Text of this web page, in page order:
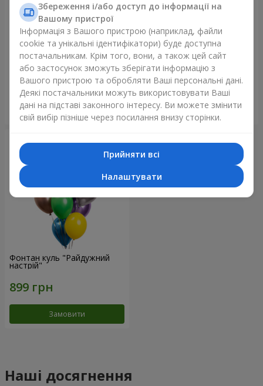
Фонтан куль "Небо"
Замовити
Фонтан куль "Рожеве
золото"
Замовити
Фонтан куль "Райдужний
настрій"
Замовити
Наші досягнення
Збереження і/або доступ до інформації на
Вашому пристрої
Інформація з Вашого пристрою (наприклад, файли
cookie та унікальні ідентифікатори) буде доступна
постачальникам. Крім того, вони, а також цей сайт
або застосунок зможуть зберігати інформацію з
Вашого пристрою та обробляти Ваші персональні дані.
Деякі постачальники можуть використовувати Ваші
дані на підставі законного інтересу. Ви можете змінити
свій вибір пізніше через посилання внизу сторінки.
Прийняти всі
Налаштувати